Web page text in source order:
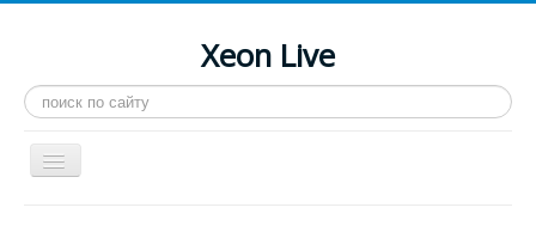
Xeon Live
Искать...
Toggle
Navigation